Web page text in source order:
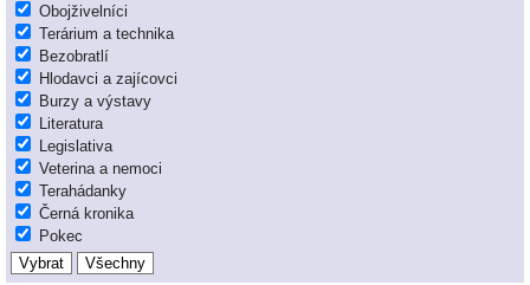
Obojživelníci
Terárium a technika
Bezobratlí
Hlodavci a zajícovci
Burzy a výstavy
Literatura
Legislativa
Veterina a nemoci
Terahádanky
Černá kronika
Pokec